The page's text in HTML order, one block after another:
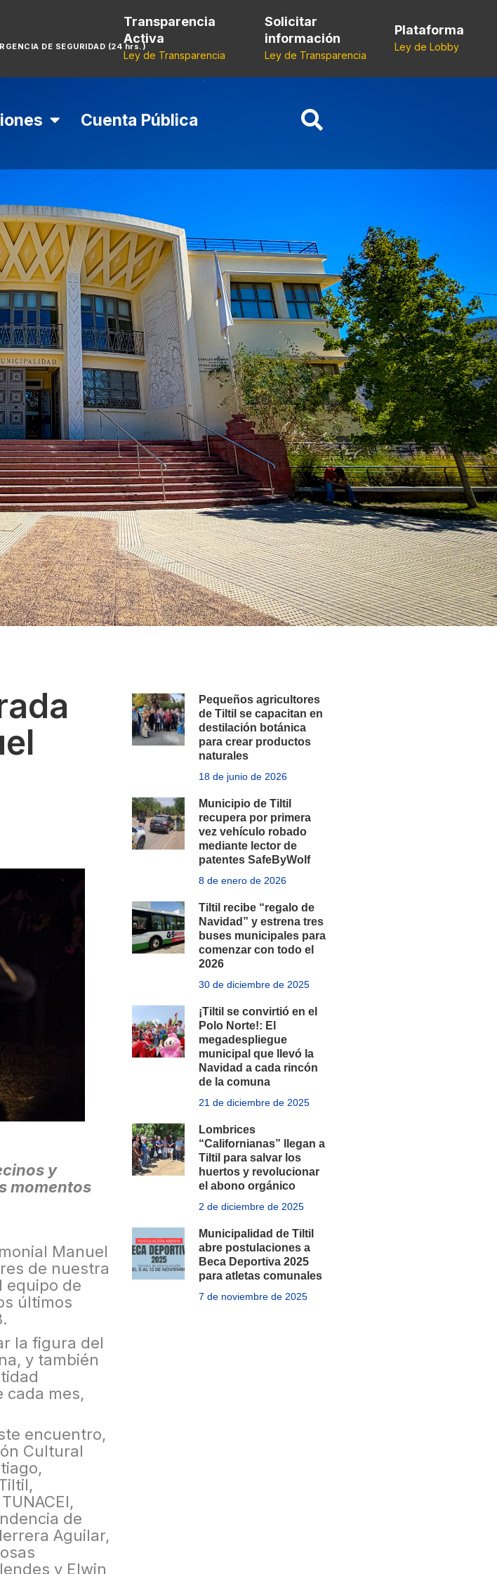
DE SEGURIDAD (24 hrs.)
Transparencia
Activa
Ley de Transparencia
Solicitar
información
Ley de Transparencia
Plataforma
Ley de Lobby
Cuenta Pública
y
momentos
Manuel
de nuestra
equipo de
últimos
la figura del
y también
cada mes,
encuentro,
Cultural
de
Aguilar,
y Elwin
Pequeños agricultores
de Tiltil se capacitan en
destilación botánica
para crear productos
naturales
18 de junio de 2026
Municipio de Tiltil
recupera por primera
vez vehículo robado
mediante lector de
patentes SafeByWolf
8 de enero de 2026
Tiltil recibe “regalo de
Navidad” y estrena tres
buses municipales para
comenzar con todo el
2026
30 de diciembre de 2025
¡Tiltil se convirtió en el
Polo Norte!: El
megadespliegue
municipal que llevó la
Navidad a cada rincón
de la comuna
21 de diciembre de 2025
Lombrices
“Californianas” llegan a
Tiltil para salvar los
huertos y revolucionar
el abono orgánico
2 de diciembre de 2025
Municipalidad de Tiltil
abre postulaciones a
Beca Deportiva 2025
para atletas comunales
7 de noviembre de 2025